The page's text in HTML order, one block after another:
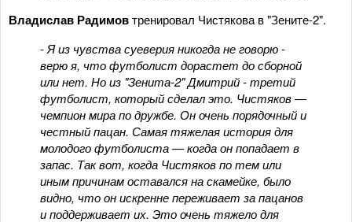
Владислав Радимовтренировал Чистякова в "Зените-2".
- Я из чувства суеверия никогда не говорю -
верю я, что футболист дорастет до сборной
или нет. Но из "Зенита-2" Дмитрий - третий
футболист, который сделал это. Чистяков —
чемпион мира по дружбе. Он очень порядочный и
честный пацан. Самая тяжелая история для
молодого футболиста — когда он попадает в
запас. Так вот, когда Чистяков по тем или
иным причинам оставался на скамейке, было
видно, что он искренне переживает за пацанов
и поддерживает их. Это очень тяжело для